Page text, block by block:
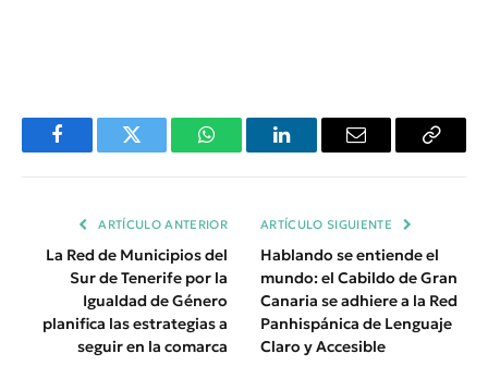
FacebookTwitter WhatsAppLinkedInEmail
Copiar
ARTÍCULO ANTERIOR
La Red de Municipios del
Sur de Tenerife por la
Igualdad de Género
planifica las estrategias a
seguir en la comarca
ARTÍCULO SIGUIENTE
Hablando se entiende el
mundo: el Cabildo de Gran
Canaria se adhiere a la Red
Panhispánica de Lenguaje
Claro y Accesible